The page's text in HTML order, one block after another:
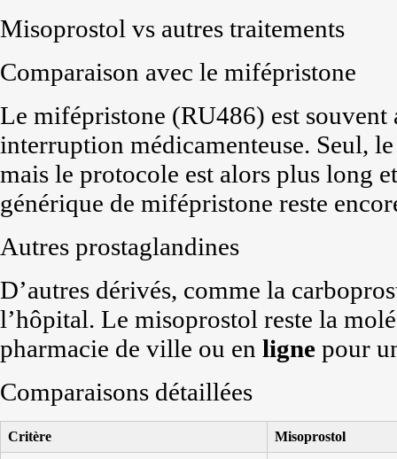
Misoprostol vs autres traitements
Comparaison avec le mifépristone
Le mifépristone (RU486) est souvent
interruption médicamenteuse. Seul,
mais le protocole est alors plus long
générique de mifépristone reste
Autres prostaglandines
D’autres dérivés, comme la
l’hôpital. Le misoprostol reste la
pharmacie de ville ou en ligne pour
Comparaisons détaillées
Critère Misoprostol